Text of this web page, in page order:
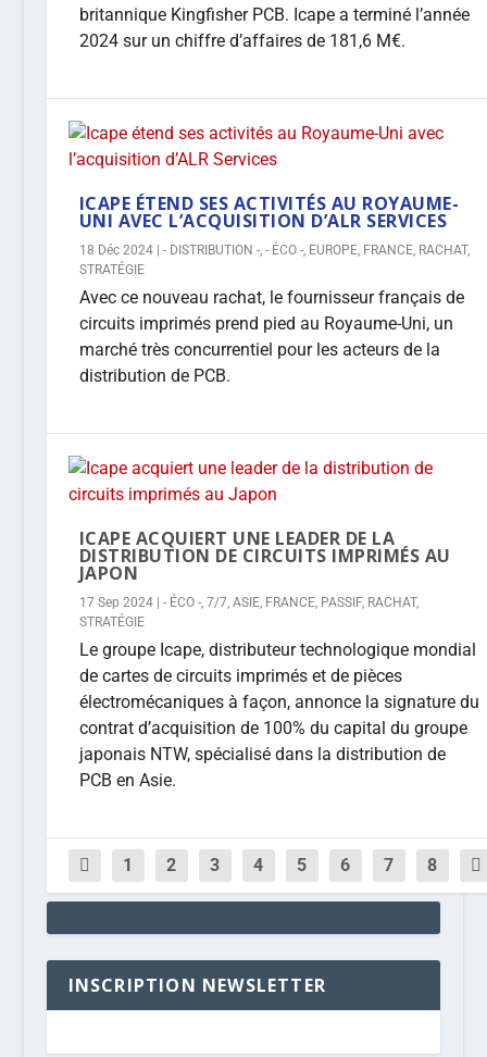
britannique Kingfisher PCB. Icape a terminé l’année
2024 sur un chiffre d’affaires de 181,6 M€.
ICAPE ÉTEND SES ACTIVITÉS AU ROYAUME-
UNI AVEC L’ACQUISITION D’ALR SERVICES
18 Déc 2024| - DISTRIBUTION -, - ÉCO -, EUROPE, FRANCE, RACHAT,
STRATÉGIE
Avec ce nouveau rachat, le fournisseur français de
circuits imprimés prend pied au Royaume-Uni, un
marché très concurrentiel pour les acteurs de la
distribution de PCB.
ICAPE ACQUIERT UNE LEADER DE LA
DISTRIBUTION DE CIRCUITS IMPRIMÉS AU
JAPON
17 Sep 2024| - ÉCO -, 7/7, ASIE, FRANCE, PASSIF, RACHAT,
STRATÉGIE
Le groupe Icape, distributeur technologique mondial
de cartes de circuits imprimés et de pièces
électromécaniques à façon, annonce la signature du
contrat d’acquisition de 100% du capital du groupe
japonais NTW, spécialisé dans la distribution de
PCB en Asie.
1 2 3 4 5 6 7 8
INSCRIPTION NEWSLETTER